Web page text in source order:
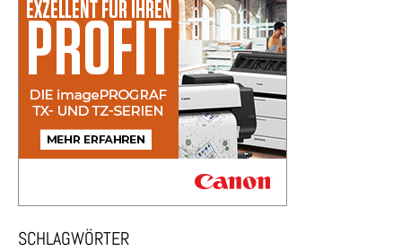
SCHLAGWÖRTER